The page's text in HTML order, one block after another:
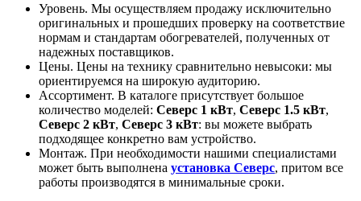
Уровень. Мы осуществляем продажу исключительно
оригинальных и прошедших проверку на соответствие
нормам и стандартам обогревателей, полученных от
надежных поставщиков.
Цены. Цены на технику сравнительно невысоки: мы
ориентируемся на широкую аудиторию.
Ассортимент. В каталоге присутствует большое
количество моделей: Северс 1 кВт, Северс 1.5 кВт,
Северс 2 кВт, Северс 3 кВт: вы можете выбрать
подходящее конкретно вам устройство.
Монтаж. При необходимости нашими специалистами
может быть выполнена установка Северс, притом все
работы производятся в минимальные сроки.